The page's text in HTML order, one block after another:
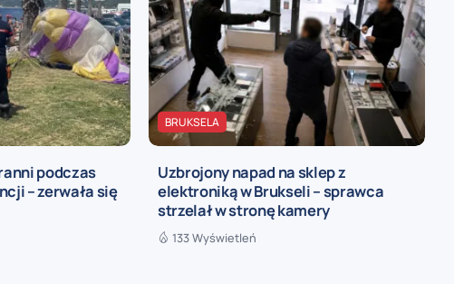
podczas
– zerwała się
BRUKSELA
Uzbrojony napad na sklep z
elektroniką w Brukseli – sprawca
strzelał w stronę kamery
133 Wyświetleń